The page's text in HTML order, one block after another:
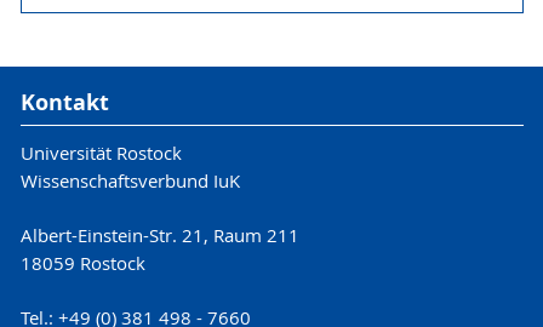
Kontakt
Universität Rostock
Wissenschaftsverbund IuK
Albert-Einstein-Str. 21, Raum 211
18059 Rostock
Tel.: +49 (0) 381 498 - 7660